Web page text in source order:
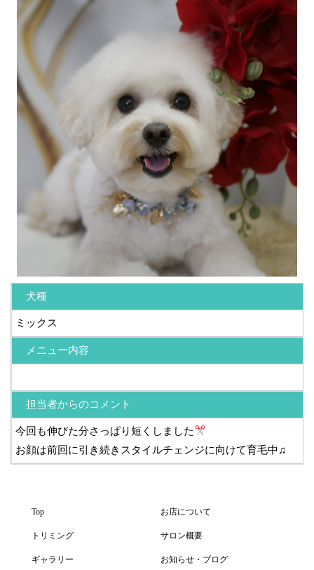
犬種
ミックス
メニュー内容
担当者からのコメント
今回も伸びた分さっぱり短くしました
お顔は前回に引き続きスタイルチェンジに向けて育毛中♫
Top お店について
トリミング サロン概要
ギャラリー お知らせ・ブログ